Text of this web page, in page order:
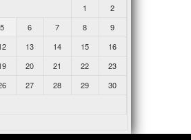
1
2
5 6 7 8
9
13 14 15
16
20 21 22
23
27 28 29
30